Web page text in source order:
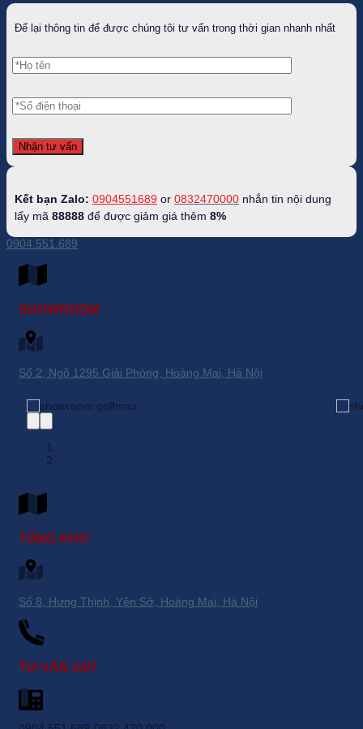
Để lại thông tin để được chúng tôi tư vấn trong thời gian nhanh nhất
Kết bạn Zalo: 0904551689 or 0832470000 nhắn tin nội dung
lấy mã 88888 để được giảm giá thêm 8%
0904.551.689
SHOWROOM
Số 2, Ngõ 1295 Giải Phóng, Hoàng Mai, Hà Nội
TỔNG KHO
Số 8, Hưng Thịnh, Yên Sở, Hoàng Mai, Hà Nội
TƯ VẤN 24/7